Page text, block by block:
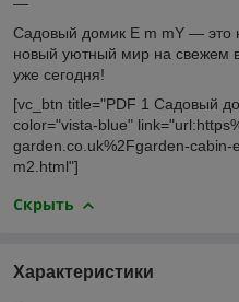
—
Садовый домик E m mY — это
новый уютный мир на свежем
уже сегодня!
[vc_btn title="PDF 1 Садовый
color="vista-blue"
garden.co.uk%2Fgarden-
m2.html"]
Скрыть
Характеристики